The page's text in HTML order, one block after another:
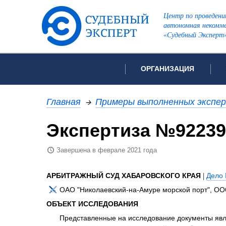
Центр по
автономная
«Судебный
ОРГАНИЗАЦИЯ
Об организации
Рекомендации
Вакансии
Политика
Список всех
Инженерно-
Пожарно-
Главная → Примеры выполненных
Экспертиза №92239
Завершена в феврале 2021 года
АРБИТРАЖНЫЙ СУД ХАБАРОВСКОГО КРАЯ | Дело
ОАО "Николаевский-на-Амуре морской порт",
ОБЪЕКТ ИССЛЕДОВАНИЯ
Представленные на исследование документы